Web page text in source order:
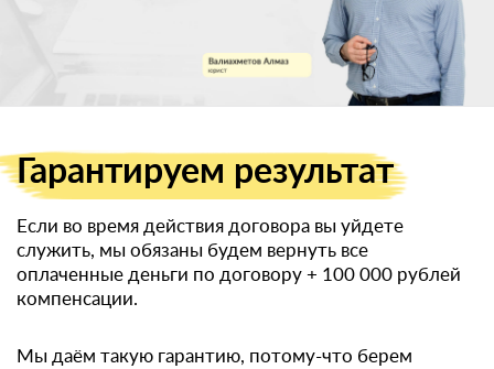
Гарантируем результат
Если во время действия договора вы уйдете
служить, мы обязаны будем вернуть все
оплаченные деньги по договору + 100 000 рублей
компенсации.
Мы даём такую гарантию, потому-что берем